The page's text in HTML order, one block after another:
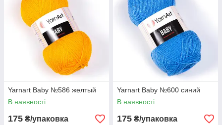
Yarnart Baby №586 желтый
В наявності
175 ₴/упаковка
Yarnart Baby №600 синий
В наявності
175 ₴/упаковка